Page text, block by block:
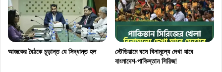
আজকের বৈঠকে চূড়ান্ত যে সিদ্ধান্ত হল
স্টেডিয়ামে বসে বিনামূল্যে দেখা যাবে
বাংলাদেশ-পাকিস্তান সিরিজ!